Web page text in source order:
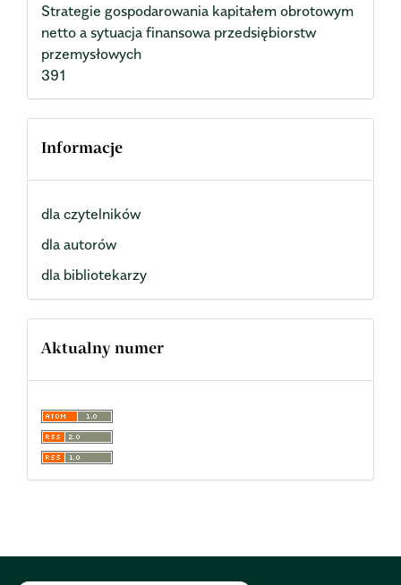
Strategie gospodarowania kapitałem obrotowym
netto a sytuacja finansowa przedsiębiorstw
przemysłowych
391
Informacje
dla czytelników
dla autorów
dla bibliotekarzy
Aktualny numer